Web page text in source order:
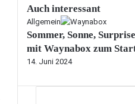
Auch interessant
S
c
h
l
e
Allgemein
Sommer, Sonne,
mit Waynabox zum
14. Juni 2024